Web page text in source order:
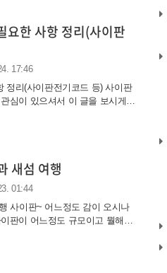
팅에서는 사이판 공항에서 라운
. 사이판에서 푹 쉬고 놀고 마지
요한 사항 정리(사이판
17:46
정리(사이판전기코드 등) 사이판
심이 있으셔서 이 글을 보시게
해보니 몇가지 사항을 가기전에
려고 합니다. 1. 전기코드 - 사이
가 있으면 좋구요 아니면 여러가
트의 경우 방에 전기코드가 두
죠.. 전자제..
새섬 여행
01:44
사이판~ 어느정도 감이 오시나
판이 어느정도 규모이고 뭘해야
팅은 사이판 본섬 투어를 간략
판 정말 작은 섬입니다. 사이판